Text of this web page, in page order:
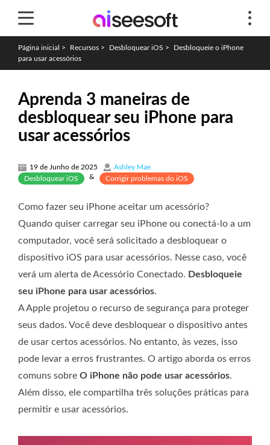
Página inicial > Recursos > Desbloquear iOS >
Desbloqueie o iPhone
para usar acessórios
Aprenda 3 maneiras de
desbloquear seu iPhone para
usar acessórios
19 de Junho de 2025
Ashley Mae
Desbloquear iOS
& Corrigir problemas do iOS
Como fazer seu iPhone aceitar um acessório?
Quando quiser carregar seu iPhone ou conectá-lo a um
computador, você será solicitado a desbloquear o
dispositivo iOS para usar acessórios. Nesse caso, você
verá um alerta de Acessório Conectado. Desbloqueie
seu iPhone para usar acessórios.
A Apple projetou o recurso de segurança para proteger
seus dados. Você deve desbloquear o dispositivo antes
de usar certos acessórios. No entanto, às vezes, isso
pode levar a erros frustrantes. O artigo aborda os erros
comuns sobre O iPhone não pode usar acessórios.
Além disso, ele compartilha três soluções práticas para
permitir e usar acessórios.